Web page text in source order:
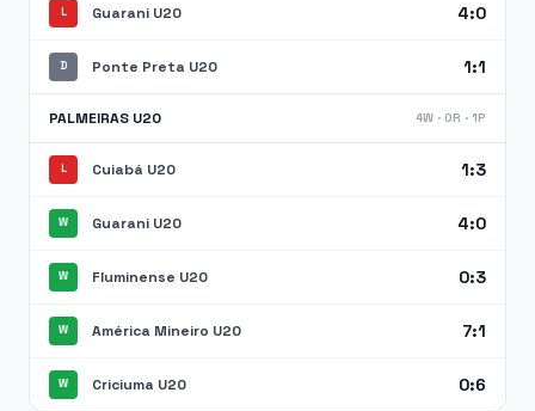
L Guarani U20 4:0
D Ponte Preta U20 1:1
PALMEIRAS U20 4W · 0R · 1P
L Cuiabá U20 1:3
W Guarani U20 4:0
W Fluminense U20 0:3
W América Mineiro U20 7:1
W Criciuma U20 0:6